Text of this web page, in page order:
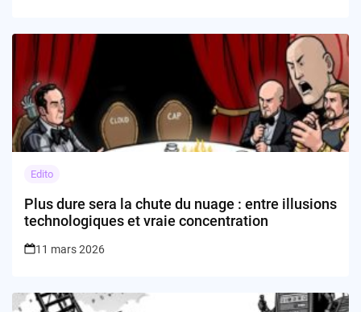
Edito
Plus dure sera la chute du nuage : entre illusions
technologiques et vraie concentration
11 mars 2026